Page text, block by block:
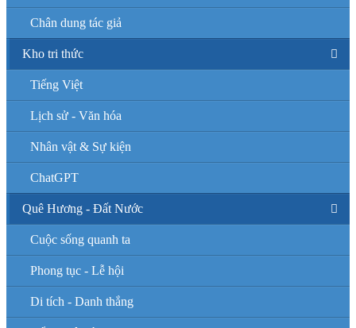
Chân dung tác giả
Kho tri thức
Tiếng Việt
Lịch sử - Văn hóa
Nhân vật & Sự kiện
ChatGPT
Quê Hương - Đất Nước
Cuộc sống quanh ta
Phong tục - Lễ hội
Di tích - Danh thắng